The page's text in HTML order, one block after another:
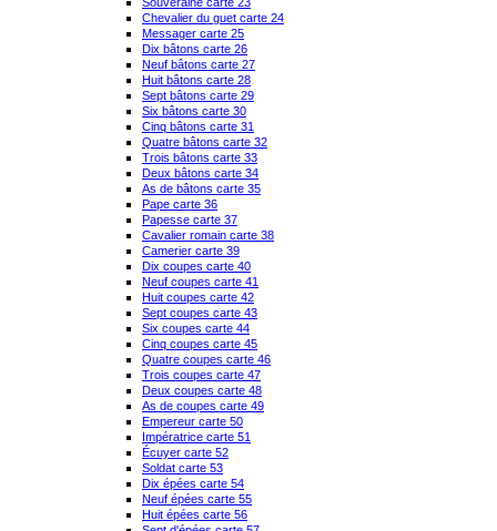
Chevalier du guet carte 24
Messager carte 25
Dix bâtons carte 26
Neuf bâtons carte 27
Huit bâtons carte 28
Sept bâtons carte 29
Six bâtons carte 30
Cinq bâtons carte 31
Quatre bâtons carte 32
Trois bâtons carte 33
Deux bâtons carte 34
As de bâtons carte 35
Pape carte 36
Papesse carte 37
Cavalier romain carte 38
Camerier carte 39
Dix coupes carte 40
Neuf coupes carte 41
Huit coupes carte 42
Sept coupes carte 43
Six coupes carte 44
Cinq coupes carte 45
Quatre coupes carte 46
Trois coupes carte 47
Deux coupes carte 48
As de coupes carte 49
Empereur carte 50
Impératrice carte 51
Écuyer carte 52
Soldat carte 53
Dix épées carte 54
Neuf épées carte 55
Huit épées carte 56